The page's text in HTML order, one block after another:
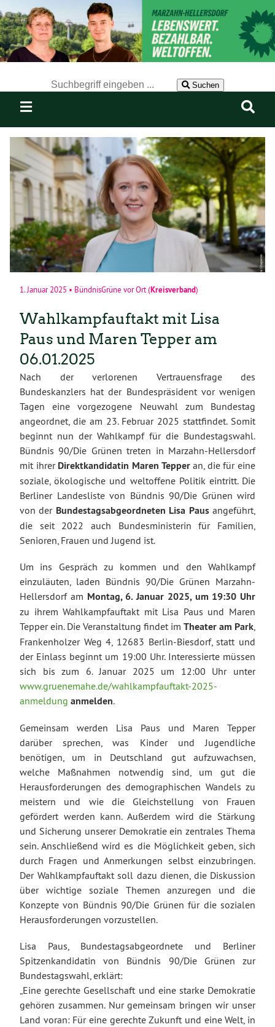
Suchen
1. Januar 2025 • BündnisGrüne vor Ort(Kreisverband)
Wahlkampfauftakt mit Lisa
Paus und Maren Tepper am
06.01.2025
Nach der verlorenen Vertrauensfrage des
Bundeskanzlers hat der Bundespräsident vor wenigen
Tagen eine vorgezogene Neuwahl zum Bundestag
angeordnet, die am 23. Februar 2025 stattfindet. Somit
beginnt nun der Wahlkampf für die Bundestagswahl.
Bündnis 90/Die Grünen treten in Marzahn-Hellersdorf
mit ihrer Direktkandidatin Maren Tepperan, die für eine
soziale, ökologische und weltoffene Politik eintritt. Die
Berliner Landesliste von Bündnis 90/Die Grünen wird
von der Bundestagsabgeordneten Lisa Pausangeführt,
die seit 2022 auch Bundesministerin für Familien,
Senioren, Frauen und Jugend ist.
Um ins Gespräch zu kommen und den Wahlkampf
einzuläuten, laden Bündnis 90/Die Grünen Marzahn-
Hellersdorf am Montag, 6. Januar 2025, um 19:30 Uhr
zu ihrem Wahlkampfauftakt mit Lisa Paus und Maren
Tepper ein. Die Veranstaltung findet im Theater am Park
Frankenholzer Weg 4, 12683 Berlin-Biesdorf, statt und
der Einlass beginnt um 19:00 Uhr. Interessierte müssen
sich bis zum 6. Januar 2025 um 12:00 Uhr unter
www.gruenemahe.de/wahlkampfauftakt-2025-
anmeldung anmelden.
Gemeinsam werden Lisa Paus und Maren Tepper
darüber sprechen, was Kinder und Jugendliche
benötigen, um in Deutschland gut aufzuwachsen,
welche Maßnahmen notwendig sind, um gut die
Herausforderungen des demographischen Wandels zu
meistern und wie die Gleichstellung von Frauen
gefördert werden kann. Außerdem wird die Stärkung
und Sicherung unserer Demokratie ein zentrales Thema
sein. Anschließend wird es die Möglichkeit geben, sich
durch Fragen und Anmerkungen selbst einzubringen.
Der Wahlkampfauftakt soll dazu dienen, die Diskussion
über wichtige soziale Themen anzuregen und die
Konzepte von Bündnis 90/Die Grünen für die sozialen
Herausforderungen vorzustellen.
Lisa Paus, Bundestagsabgeordnete und Berliner
Spitzenkandidatin von Bündnis 90/Die Grünen zur
Bundestagswahl, erklärt:
„Eine gerechte Gesellschaft und eine starke Demokratie
gehören zusammen. Nur gemeinsam bringen wir unser
Land voran: Für eine gerechte Zukunft und eine Welt, in